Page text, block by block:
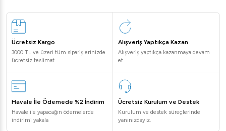
Ücretsiz Kargo
3000 TL ve üzeri tüm siparişlerinizde
ücretsiz teslimat.
Alışveriş Yaptıkça Kazan
Alışveriş yaptıkça kazanmaya devam
et
Havale İle Ödemede %2 İndirim
Havale ile yapacağın ödemelerde
indirimi yakala
Ücretsiz Kurulum ve Destek
Kurulum ve destek süreçlerinde
yanınızdayız.